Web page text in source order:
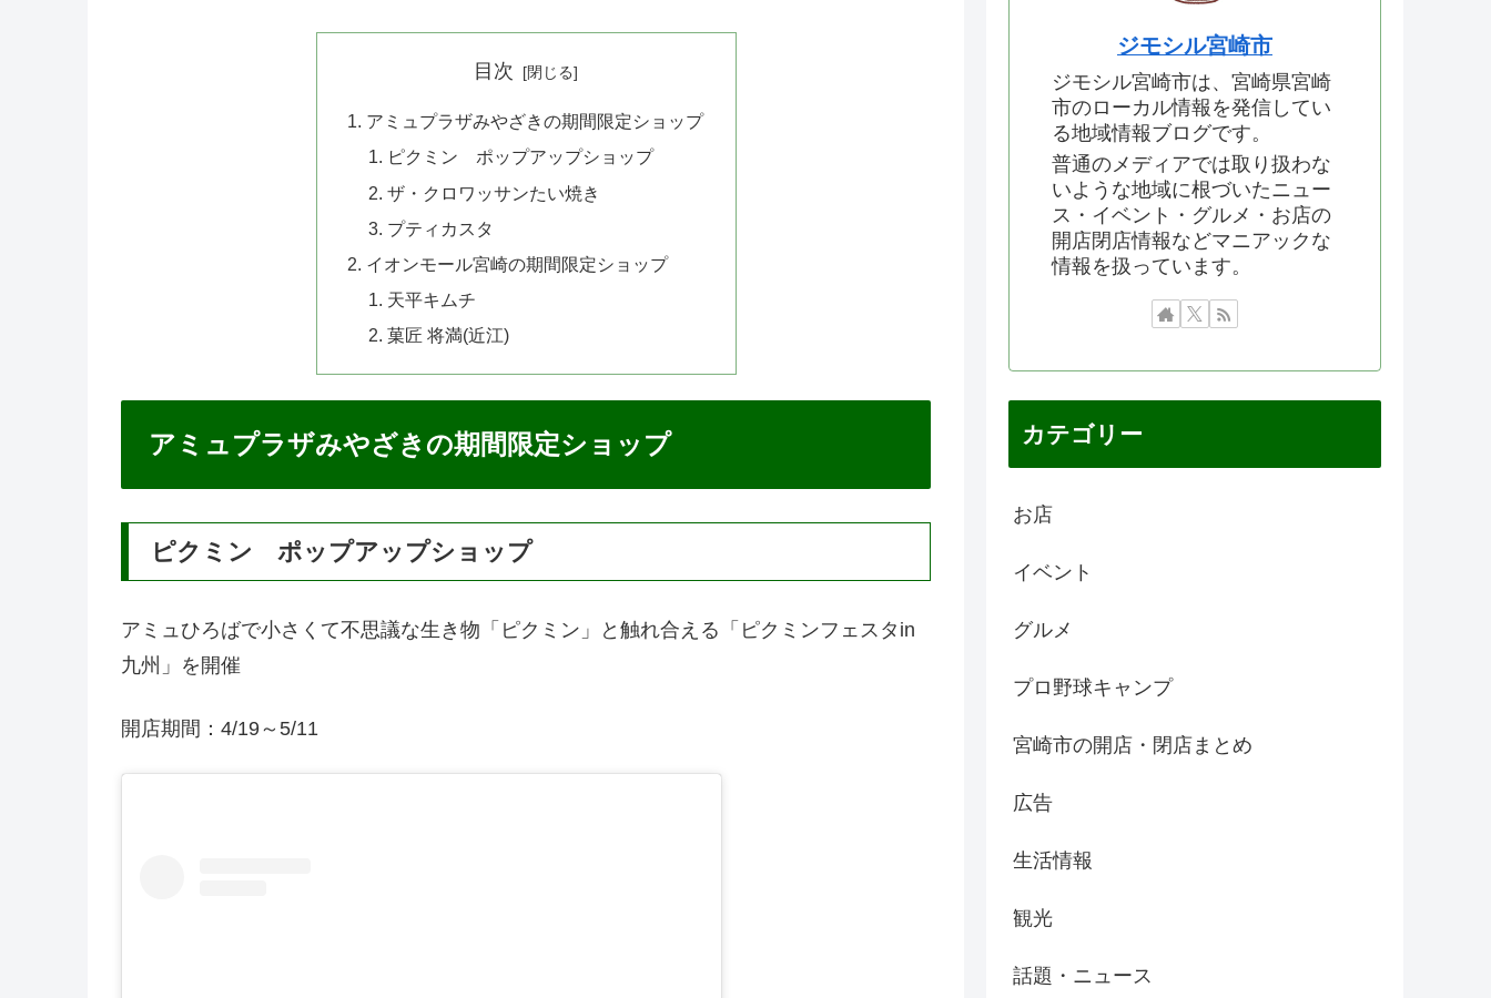
目次
アミュプラザみやざきの期間限定ショップ
ピクミン ポップアップショップ
ザ・クロワッサンたい焼き
プティカスタ
イオンモール宮崎の期間限定ショップ
天平キムチ
菓匠 将満(近江)
アミュプラザみやざきの期間限定ショップ
ピクミン ポップアップショップ
アミュひろばで小さくて不思議な生き物「ピクミン」と触れ合える「ピクミンフェスタin
九州」を開催
開店期間：4/19～5/11
ジモシル宮崎市
ジモシル宮崎市は、宮崎県宮崎
市のローカル情報を発信してい
る地域情報ブログです。
普通のメディアでは取り扱わな
いような地域に根づいたニュー
ス・イベント・グルメ・お店の
開店閉店情報などマニアックな
情報を扱っています。
カテゴリー
お店
イベント
グルメ
プロ野球キャンプ
宮崎市の開店・閉店まとめ
広告
生活情報
観光
話題・ニュース